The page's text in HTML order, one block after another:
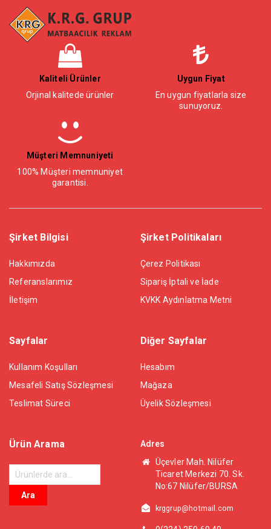
Kaliteli Ürünler
Orjinal kalitede ürünler
Uygun Fiyat
En uygun fiyatlarla size
sunuyoruz.
Müşteri Memnuniyeti
100% Müşteri memnuniyet
garantisi.
Şirket Bilgisi
Hakkımızda
Referanslarımız
İletişim
Şirket Politikaları
Çerez Politikası
Sipariş İptali ve İade
KVKK Aydınlatma Metni
Sayfalar
Kullanım Koşulları
Mesafeli Satış Sözleşmesi
Teslimat Süreci
Diğer Sayfalar
Hesabım
Mağaza
Üyelik Sözleşmesi
Ürün Arama
Ara:
Ara
Adres
Üçevler Mah. Nilüfer
Ticaret Merkezi 70. Sk.
No:67 Nilüfer/BURSA
krggrup@hotmail.com